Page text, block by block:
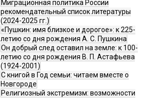
Миграционная политика России
рекомендательный список литературы
(2024-2025 гг.)
«Пушкин: имя близкое и дорогое»: к 225-
летию со дня рождения А. С. Пушкина
Он добрый след оставил на земле: к 100-
летию со дня рождения В. П. Астафьева
(1924-2001)
С книгой в Год семьи: читаем вместе о
Новгороде
Религиозный экстремизм: возможности